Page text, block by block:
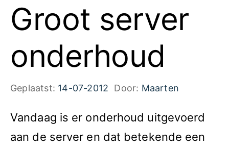
Groot server
onderhoud
Geplaatst: 14-07-2012 Door: Maarten
Vandaag is er onderhoud uitgevoerd
aan de server en dat betekende een